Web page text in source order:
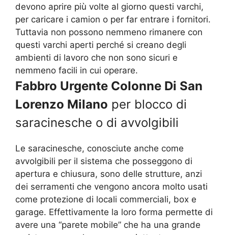
devono aprire più volte al giorno questi varchi,
per caricare i camion o per far entrare i fornitori.
Tuttavia non possono nemmeno rimanere con
questi varchi aperti perché si creano degli
ambienti di lavoro che non sono sicuri e
nemmeno facili in cui operare.
Fabbro Urgente Colonne Di San
Lorenzo Milano per blocco di
saracinesche o di avvolgibili
Le saracinesche, conosciute anche come
avvolgibili per il sistema che posseggono di
apertura e chiusura, sono delle strutture, anzi
dei serramenti che vengono ancora molto usati
come protezione di locali commerciali, box e
garage. Effettivamente la loro forma permette di
avere una “parete mobile” che ha una grande